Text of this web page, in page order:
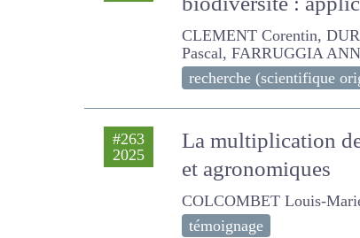
CLEMENT Corentin,
ANNE
recherche (scientifique
#263
2025
La multiplication
économiques et
COLCOMBET Louis-Marie
témoignage